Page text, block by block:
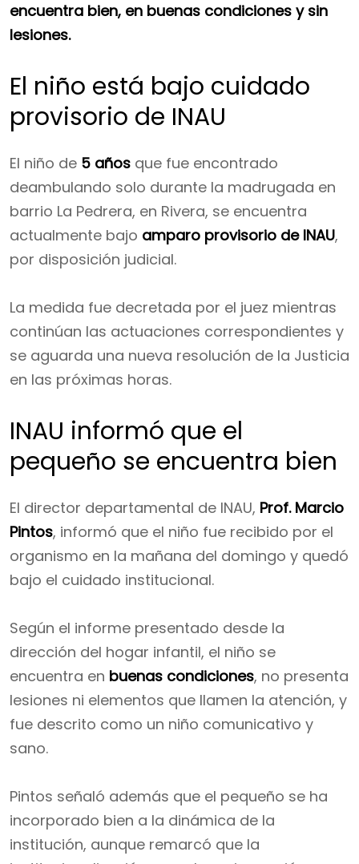
encuentra bien, en buenas condiciones y sin
lesiones.
El niño está bajo cuidado
provisorio de INAU
El niño de 5 años que fue encontrado
deambulando solo durante la madrugada en
barrio La Pedrera, en Rivera, se encuentra
actualmente bajo amparo provisorio de INAU,
por disposición judicial.
La medida fue decretada por el juez mientras
continúan las actuaciones correspondientes y
se aguarda una nueva resolución de la Justicia
en las próximas horas.
INAU informó que el
pequeño se encuentra bien
El director departamental de INAU, Prof. Marcio
Pintos, informó que el niño fue recibido por el
organismo en la mañana del domingo y quedó
bajo el cuidado institucional.
Según el informe presentado desde la
dirección del hogar infantil, el niño se
encuentra en buenas condiciones, no presenta
lesiones ni elementos que llamen la atención, y
fue descrito como un niño comunicativo y
sano.
Pintos señaló además que el pequeño se ha
incorporado bien a la dinámica de la
institución, aunque remarcó que la